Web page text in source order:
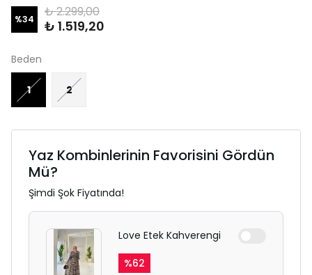
%34 ₺ 2.299,00
₺ 1.519,20
Beden
1 2
Yaz Kombinlerinin Favorisini Gördün
Mü?
Şimdi Şok Fiyatında!
Love Etek Kahverengi
%62